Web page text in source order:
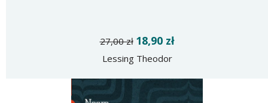
27,00 zł 18,90 zł
Lessing Theodor